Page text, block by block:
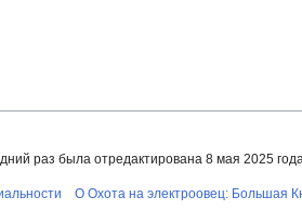
раз была отредактирована 8 мая 2025
О Охота на электроовец: Большая